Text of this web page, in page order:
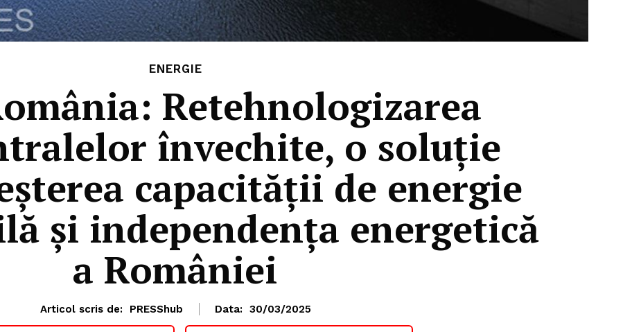
ENERGIE
Retehnologizarea
învechite, o soluție
capacității de energie
și independența energetică
a României
Articol scris de: PRESShub Data: 30/03/2025